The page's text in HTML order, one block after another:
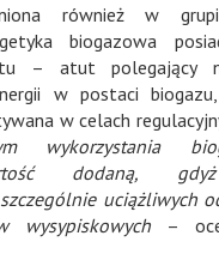
również w
biogazowa
– atut polegający
w postaci
w celach
wykorzystania
dodaną,
uciążliwych
wysypiskowych –